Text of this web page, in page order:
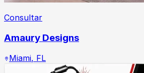
Consultar
Amaury Designs
Miami, FL